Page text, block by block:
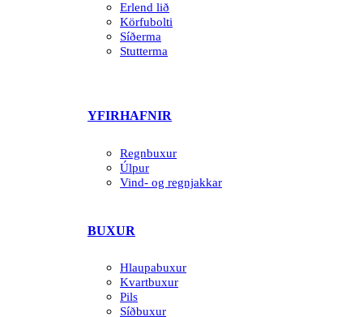
Erlend lið
Körfubolti
Síðerma
Stutterma
YFIRHAFNIR
Regnbuxur
Úlpur
Vind- og regnjakkar
BUXUR
Hlaupabuxur
Kvartbuxur
Pils
Síðbuxur